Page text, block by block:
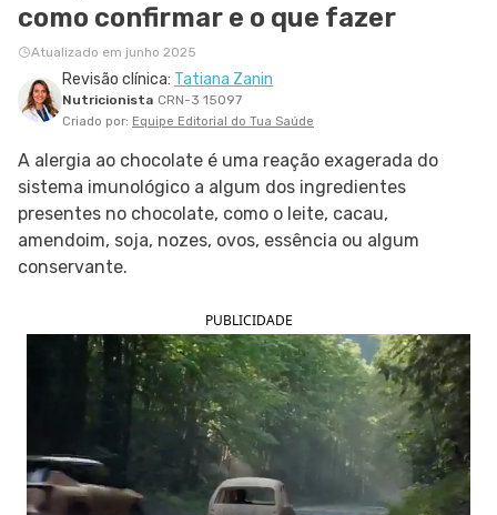
NUTRIÇÃO
GRAVIDEZ
SIGA O TUA SAÚDE NAS REDES SOCIAIS
como confirmar e o que fazer
Atualizado em junho 2025
Revisão clínica: Tatiana Zanin
Nutricionista CRN-3 15097
Criado por: Equipe Editorial do Tua Saúde
A alergia ao chocolate é uma reação exagerada do
sistema imunológico a algum dos ingredientes
presentes no chocolate, como o leite, cacau,
amendoim, soja, nozes, ovos, essência ou algum
conservante.
PUBLICIDADE